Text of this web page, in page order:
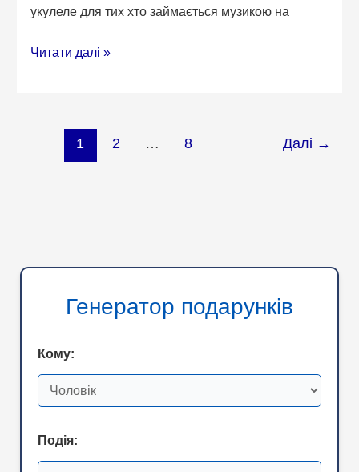
укулеле для тих хто займається музикою на
Професійні
Читати далі »
1 2 … 8 Далі →
Генератор подарунків
Кому:
Подія: